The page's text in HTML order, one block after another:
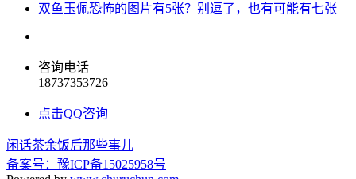
双鱼玉佩恐怖的图片有5张？别逗了，也有可能有七张
咨询电话
18737353726
点击QQ咨询
闲话茶余饭后那些事儿
备案号：豫ICP备15025958号